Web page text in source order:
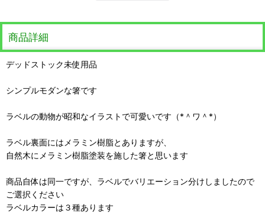
商品詳細
デッドストック未使用品
シンプルモダンな箸です
ラベルの動物が昭和なイラストで可愛いです（*＾ワ＾*）
ラベル裏面にはメラミン樹脂とありますが、
自然木にメラミン樹脂塗装を施した箸と思います
商品自体は同一ですが、ラベルでバリエーション分けしましたので
ご選択ください
ラベルカラーは３種あります